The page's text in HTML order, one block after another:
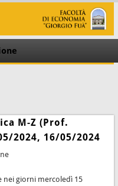
M-Z (Prof.
2024, 16/05/2024
nei giorni mercoledì 15